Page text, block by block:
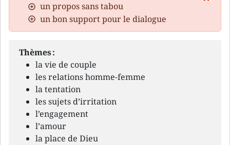
un propos sans tabou
un bon support pour le dialogue
Thèmes :
la vie de couple
les relations homme-femme
la tentation
les sujets d’irritation
l’engagement
l’amour
la place de Dieu